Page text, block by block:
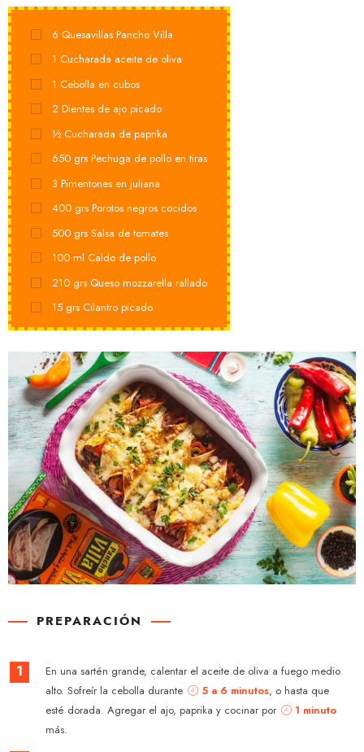
6 Quesavillas Pancho Villa
1 Cucharada aceite de oliva
1 Cebolla en cubos
2 Dientes de ajo picado
½ Cucharada de paprika
650 grs Pechuga de pollo en tiras
3 Pimentones en juliana
400 grs Porotos negros cocidos
500 grs Salsa de tomates
100 ml Caldo de pollo
210 grs Queso mozzarella rallado
15 grs Cilantro picado
PREPARACIÓN
1
En una sartén grande, calentar el aceite de oliva a fuego medio
alto. Sofreír la cebolla durante
5 a 6 minutos, o hasta que
esté dorada. Agregar el ajo, paprika y cocinar por
1 minuto
más.